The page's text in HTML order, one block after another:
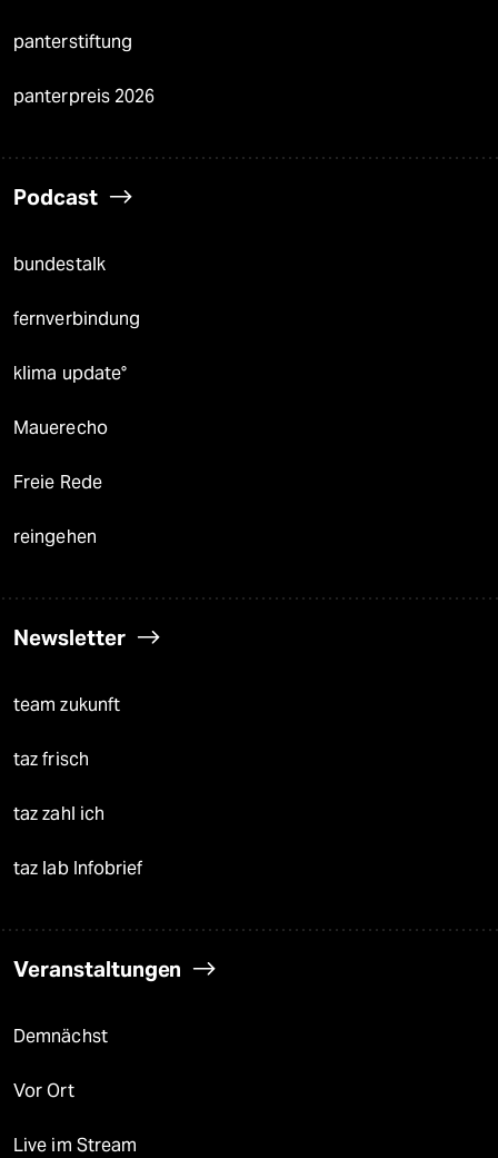
panterstiftung
panterpreis 2026
Podcast
bundestalk
fernverbindung
klima update°
Mauerecho
Freie Rede
reingehen
Newsletter
team zukunft
taz frisch
taz zahl ich
taz lab Infobrief
Veranstaltungen
Demnächst
Vor Ort
Live im Stream